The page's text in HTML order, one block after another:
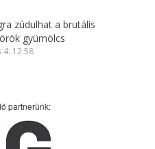
zúdulhat a brutális
gyümölcs
4. 12:58
partnerünk: